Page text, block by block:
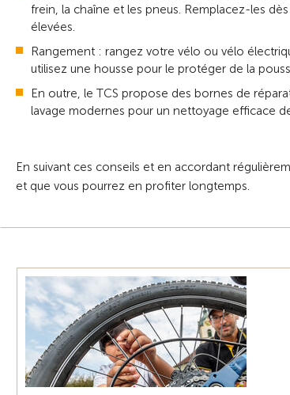
frein, la chaîne et les pneus. Remplacez-les
élevées.
Rangement : rangez votre vélo ou vélo
utilisez une housse pour le protéger de la
En outre, le TCS propose des bornes de
lavage modernes pour un nettoyage efficace
En suivant ces conseils et en accordant
et que vous pourrez en profiter longtemps.